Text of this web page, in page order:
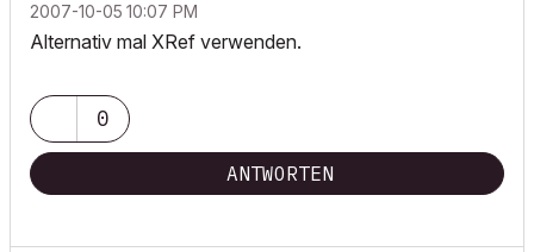
‎2007-10-05 10:07 PM
Alternativ mal XRef verwenden.
0
ANTWORTEN